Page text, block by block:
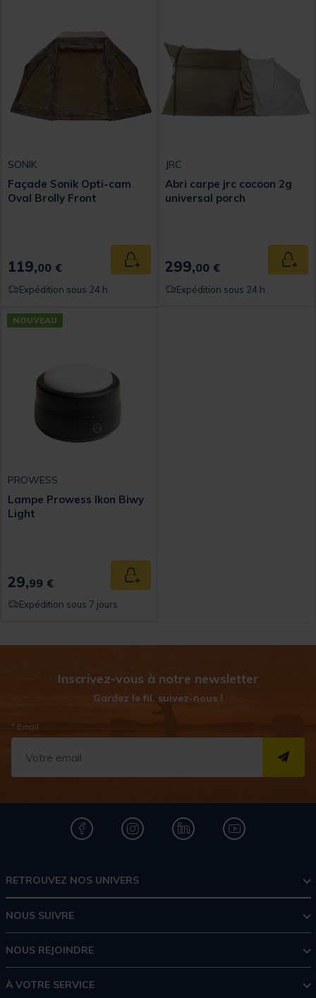
SONIK
Façade Sonik Opti-cam
Oval Brolly Front
119,00 € Ajouter au panier
Expédition sous 24 h
JRC
Abri carpe jrc cocoon 2g
universal porch
299,00 €
Expédition sous 24 h
NOUVEAU
PROWESS
Lampe Prowess Ikon Biwy
Light
29,99 € Ajouter au panier
Expédition sous 7 jours
Inscrivez-vous à notre newsletter
Gardez le fil, suivez-nous !
* Email
RETROUVEZ NOS UNIVERS
NOUS SUIVRE
NOUS REJOINDRE
À VOTRE SERVICE